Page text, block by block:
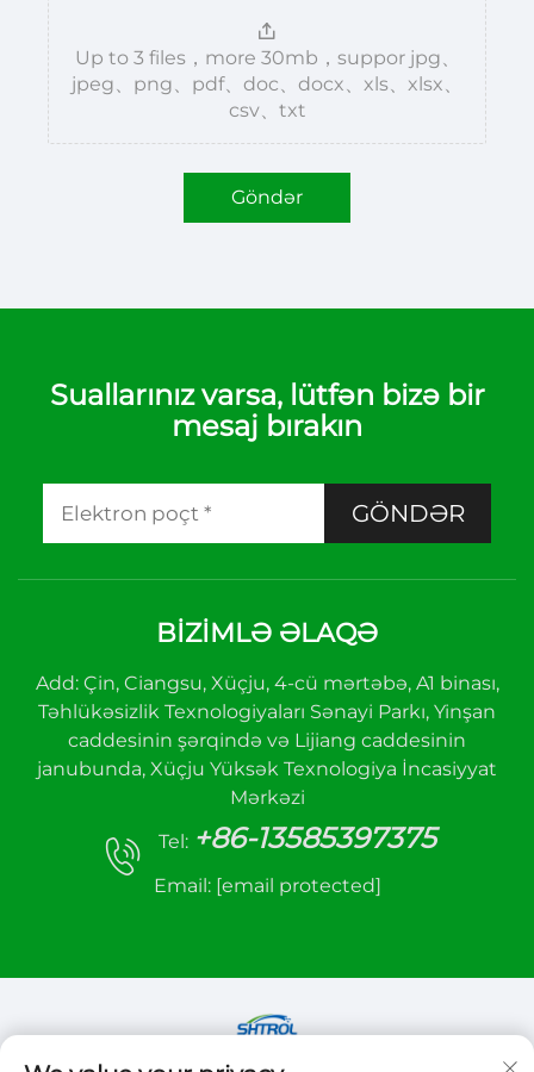
Up to 3 files，more 30mb，suppor jpg、
jpeg、png、pdf、doc、docx、xls、xlsx、
csv、txt
Göndər
Suallarınız varsa, lütfən bizə bir
mesaj bırakın
GÖNDƏR
BIZIMLƏ ƏLAQƏ
Add: Çin, Ciangsu, Xüçju, 4-cü mərtəbə, A1 binası,
Təhlükəsizlik Texnologiyaları Sənayi Parkı, Yinşan
caddesinin şərqində və Lijiang caddesinin
janubunda, Xüçju Yüksək Texnologiya İncasiyyat
Mərkəzi
Tel: +86-13585397375
Email: [email protected]